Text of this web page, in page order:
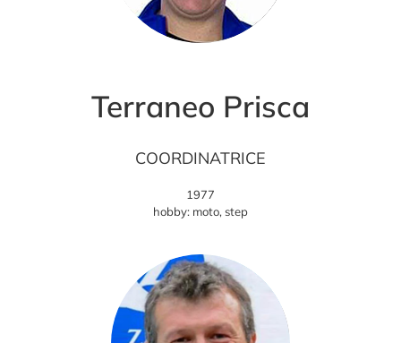
Terraneo Prisca
COORDINATRICE
1977
hobby: moto, step